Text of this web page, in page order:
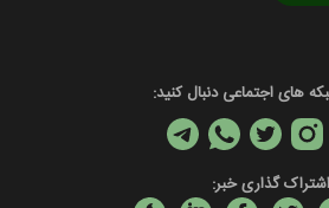
های اجتماعی دنبال کنید:
اشتراک گذاری خبر: